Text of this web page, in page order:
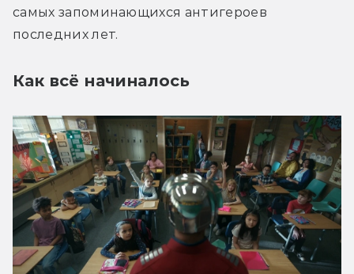
самых запоминающихся антигероев
последних лет.
Как всё начиналось